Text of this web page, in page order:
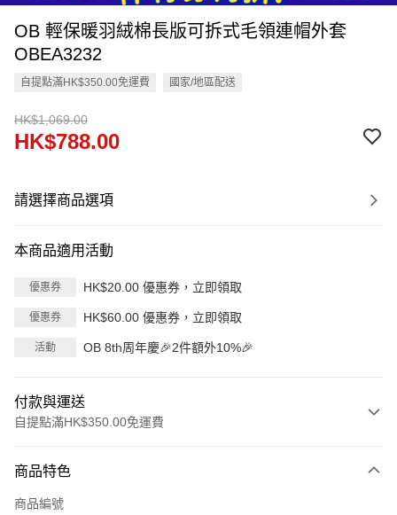
OB 輕保暖羽絨棉長版可拆式毛領連帽外套
OBEA3232
自提點滿HK$350.00免運費 國家/地區配送
HK$1,069.00
HK$788.00
請選擇商品選項
本商品適用活動
優惠券 HK$20.00 優惠券，立即領取
優惠券 HK$60.00 優惠券，立即領取
活動 OB 8th周年慶🎉2件額外10%🎉
付款與運送
自提點滿HK$350.00免運費
信用卡
商品特色
商品編號